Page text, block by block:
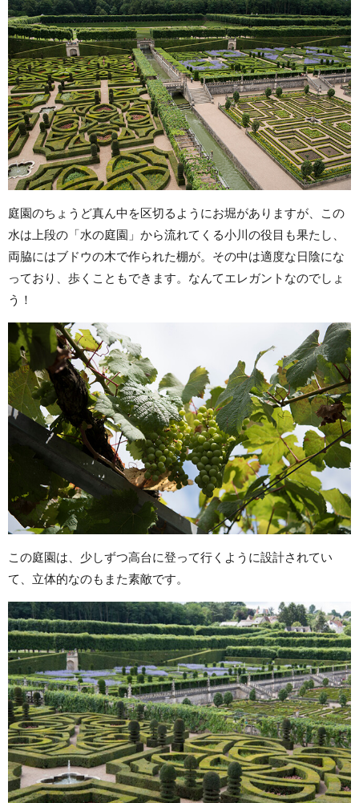
庭園のちょうど真ん中を区切るようにお堀がありますが、この
水は上段の「水の庭園」から流れてくる小川の役目も果たし、
両脇にはブドウの木で作られた棚が。その中は適度な日陰にな
っており、歩くこともできます。なんてエレガントなのでしょ
う！
この庭園は、少しずつ高台に登って行くように設計されてい
て、立体的なのもまた素敵です。